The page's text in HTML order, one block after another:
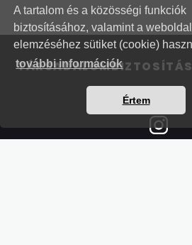
A tartalom és a közösségi funkciók
biztosításához, valamint a
elemzéséhez sütiket (cookie)
további információk
Értem